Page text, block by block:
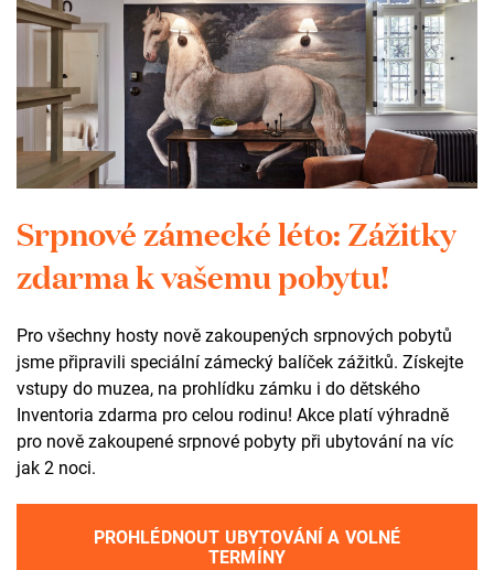
Les, voda a lidské úsilí: nová
komentovaná procházka pod
Zelenou horou
Komentovaná procházka s názvem
Les, voda a lidské
úsilí
vás provede po dvouapůlkilometrové trase pod
Zelenou horou, během které odhalí tři propojené biotopy,
významné přírodní prvky i příběhy lidí, kteří tuto krajinu
utvářeli.
VÍCE
Srpnové zámecké léto: Zážitky
zdarma k vašemu pobytu!
Pro všechny hosty nově zakoupených srpnových pobytů
jsme připravili speciální zámecký balíček zážitků. Získejte
vstupy do muzea, na prohlídku zámku i do dětského
Inventoria zdarma pro celou rodinu! Akce platí výhradně
pro nově zakoupené srpnové pobyty při ubytování na víc
jak 2 noci.
PROHLÉDNOUT UBYTOVÁNÍ A VOLNÉ
TERMÍNY